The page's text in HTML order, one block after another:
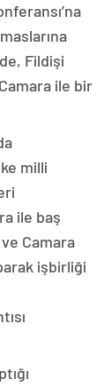
Fildişi
ile bir
milli
ile baş
Camara
işbirliği